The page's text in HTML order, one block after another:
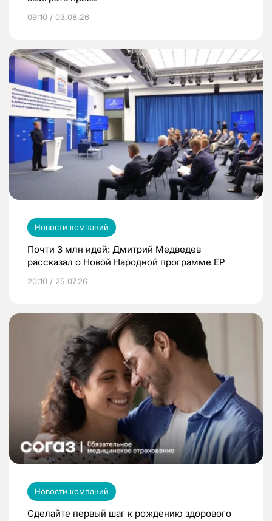
09:10 / 03.08.26
Новости компаний
Почти 3 млн идей: Дмитрий Медведев
рассказал о Новой Народной программе ЕР
20:10 / 25.07.26
Новости компаний
Сделайте первый шаг к рождению здорового